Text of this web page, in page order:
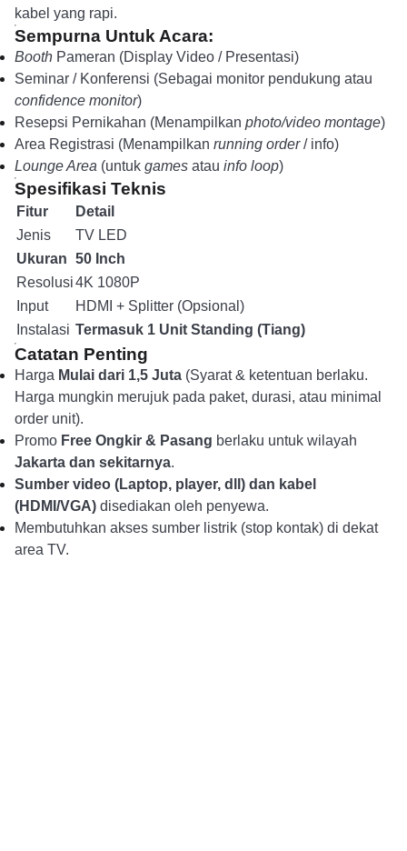
kabel yang rapi.
Sempurna Untuk Acara:
Booth Pameran (Display Video / Presentasi)
Seminar / Konferensi (Sebagai monitor pendukung atau
confidence monitor)
Resepsi Pernikahan (Menampilkan photo/video montage)
Area Registrasi (Menampilkan running order/ info)
Lounge Area (untuk games atau info loop)
Spesifikasi Teknis
Fitur
Detail
Jenis
TV LED
Ukuran 50 Inch
Resolusi4K 1080P
Input
HDMI + Splitter (Opsional)
Instalasi Termasuk 1 Unit Standing (Tiang)
Catatan Penting
Harga Mulai dari 1,5 Juta (Syarat & ketentuan berlaku.
Harga mungkin merujuk pada paket, durasi, atau minimal
order unit).
Promo Free Ongkir & Pasang berlaku untuk wilayah
Jakarta dan sekitarnya.
Sumber video (Laptop, player, dll) dan kabel
(HDMI/VGA) disediakan oleh penyewa.
Membutuhkan akses sumber listrik (stop kontak) di dekat
area TV.